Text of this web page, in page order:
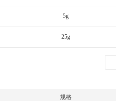
5g
25g
规格